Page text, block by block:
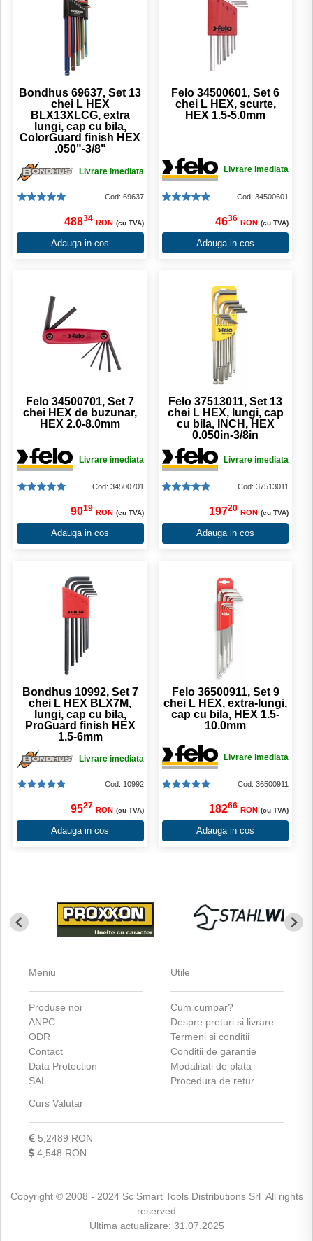
Bondhus 69637, Set 13
chei L HEX
BLX13XLCG, extra
lungi, cap cu bila,
ColorGuard finish HEX
.050"-3/8"
Livrare imediata
Cod: 69637
48834 RON (cu TVA)
Adauga in cos
Felo 34500601, Set 6
chei L HEX, scurte,
HEX 1.5-5.0mm
Livrare imediata
Cod: 34500601
4636 RON (cu TVA)
Adauga in cos
Felo 34500701, Set 7
chei HEX de buzunar,
HEX 2.0-8.0mm
Livrare imediata
Cod: 34500701
9019 RON (cu TVA)
Adauga in cos
Felo 37513011, Set 13
chei L HEX, lungi, cap
cu bila, INCH, HEX
0.050in-3/8in
Livrare imediata
Cod: 37513011
19720 RON (cu TVA)
Adauga in cos
Bondhus 10992, Set 7
chei L HEX BLX7M,
lungi, cap cu bila,
ProGuard finish HEX
1.5-6mm
Livrare imediata
Cod: 10992
9527 RON (cu TVA)
Adauga in cos
Felo 36500911, Set 9
chei L HEX, extra-lungi,
cap cu bila, HEX 1.5-
10.0mm
Livrare imediata
Cod: 36500911
18266 RON (cu TVA)
Adauga in cos
Meniu
Produse noi
ANPC
ODR
Contact
Data Protection
SAL
Utile
Cum cumpar?
Despre preturi si livrare
Termeni si conditii
Conditii de garantie
Modalitati de plata
Procedura de retur
Curs Valutar
5,2489 RON
4,548 RON
Copyright © 2008 - 2024 Sc Smart Tools Distributions Srl All rights
reserved
Ultima actualizare: 31.07.2025